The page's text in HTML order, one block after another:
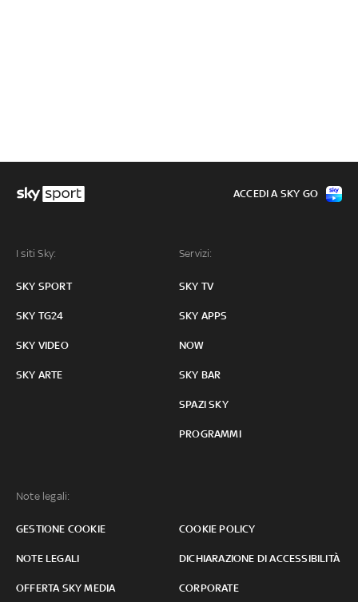
I siti Sky:
SKY SPORT
SKY TG24
SKY VIDEO
SKY ARTE
Servizi:
SKY TV
SKY APPS
NOW
SKY BAR
SPAZI SKY
PROGRAMMI
Note legali:
GESTIONE COOKIE COOKIE POLICY
NOTE LEGALI DICHIARAZIONE DI ACCESSIBILITÀ
OFFERTA SKY MEDIA CORPORATE
ACCEDI A SKY GO